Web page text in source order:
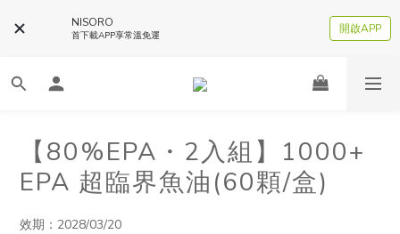
NISORO
首下載APP享常溫免運 開啟APP
【80%EPA・2入組】1000+
EPA 超臨界魚油(60顆/盒)
效期：2028/03/20